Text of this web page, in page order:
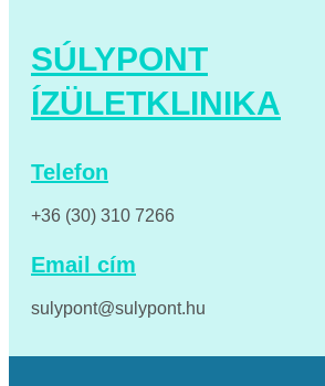
SÚLYPONT
ÍZÜLETKLINIKA
Telefon
+36 (30) 310 7266
Email cím
sulypont@sulypont.hu